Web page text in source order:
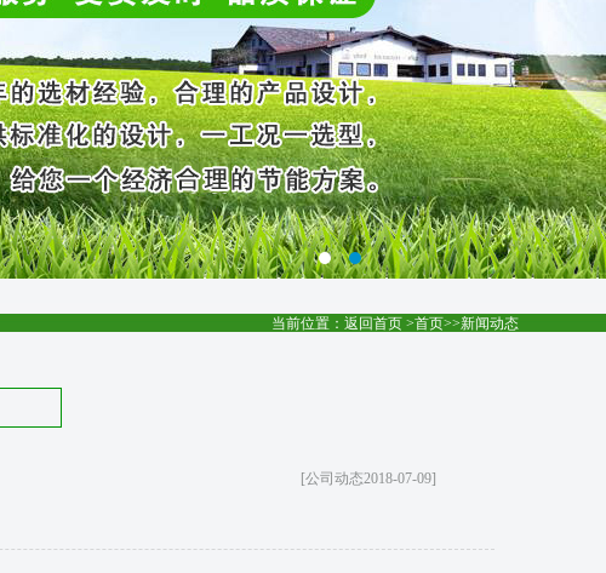
当前位置： 返回首页 >首页>>新闻动态
[公司动态2018-07-09]